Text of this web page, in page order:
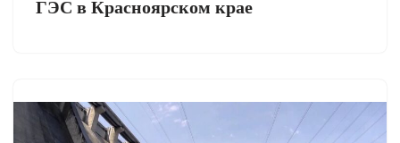
ГЭС в Красноярском крае